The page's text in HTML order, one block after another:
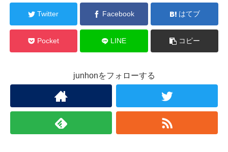
Twitter Facebook はてブ
Pocket LINE コピー
junhonをフォローする